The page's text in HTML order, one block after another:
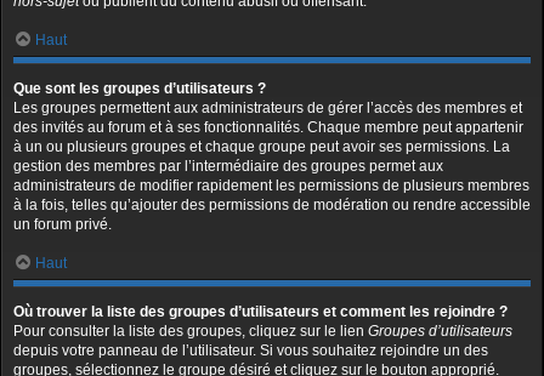
Haut
Que sont les groupes d’utilisateurs ?
Les groupes permettent aux administrateurs de gérer l’accès des membres et
des invités au forum et à ses fonctionnalités. Chaque membre peut appartenir
à un ou plusieurs groupes et chaque groupe peut avoir ses permissions. La
gestion des membres par l’intermédiaire des groupes permet aux
administrateurs de modifier rapidement les permissions de plusieurs membres
à la fois, telles qu’ajouter des permissions de modération ou rendre accessible
un forum privé.
Haut
Où trouver la liste des groupes d’utilisateurs et comment les rejoindre ?
Pour consulter la liste des groupes, cliquez sur le lien Groupes d’utilisateurs
depuis votre panneau de l’utilisateur. Si vous souhaitez rejoindre un des
groupes, sélectionnez le groupe désiré et cliquez sur le bouton approprié.